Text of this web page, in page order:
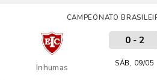
CAMPEONATO
Inhumas
0- 2
SÁB, 09/05